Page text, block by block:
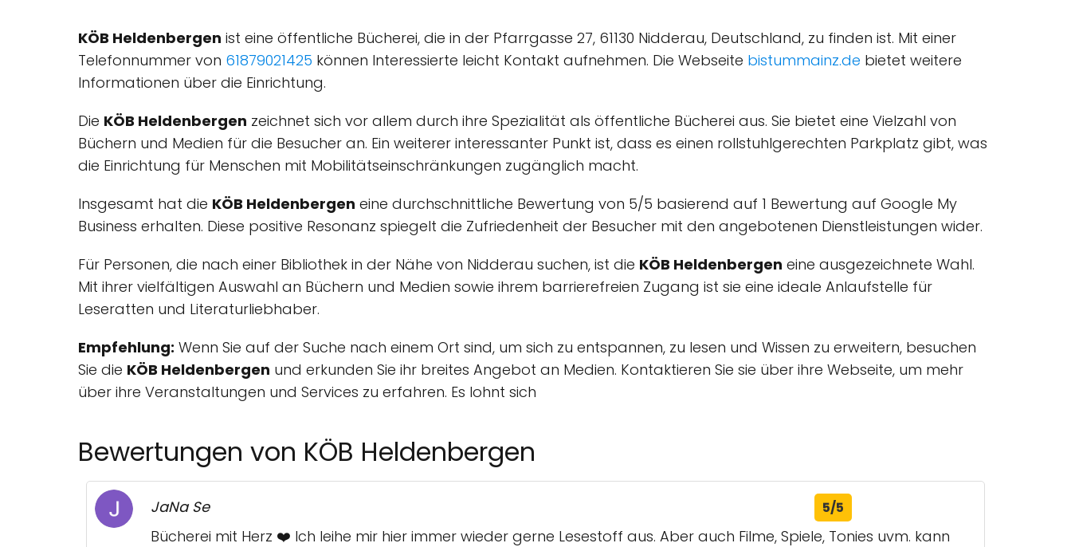
KÖB Heldenbergen ist eine öffentliche Bücherei, die in der Pfarrgasse 27, 61130 Nidderau, Deutschland, zu finden ist. Mit einer
Telefonnummer von 61879021425 können Interessierte leicht Kontakt aufnehmen. Die Webseite bistummainz.de bietet weitere
Informationen über die Einrichtung.
Die KÖB Heldenbergen zeichnet sich vor allem durch ihre Spezialität als öffentliche Bücherei aus. Sie bietet eine Vielzahl von
Büchern und Medien für die Besucher an. Ein weiterer interessanter Punkt ist, dass es einen rollstuhlgerechten Parkplatz gibt, was
die Einrichtung für Menschen mit Mobilitätseinschränkungen zugänglich macht.
Insgesamt hat die KÖB Heldenbergen eine durchschnittliche Bewertung von 5/5 basierend auf 1 Bewertung auf Google My
Business erhalten. Diese positive Resonanz spiegelt die Zufriedenheit der Besucher mit den angebotenen Dienstleistungen wider.
Für Personen, die nach einer Bibliothek in der Nähe von Nidderau suchen, ist die KÖB Heldenbergen eine ausgezeichnete Wahl.
Mit ihrer vielfältigen Auswahl an Büchern und Medien sowie ihrem barrierefreien Zugang ist sie eine ideale Anlaufstelle für
Leseratten und Literaturliebhaber.
Empfehlung: Wenn Sie auf der Suche nach einem Ort sind, um sich zu entspannen, zu lesen und Wissen zu erweitern, besuchen
Sie die KÖB Heldenbergen und erkunden Sie ihr breites Angebot an Medien. Kontaktieren Sie sie über ihre Webseite, um mehr
über ihre Veranstaltungen und Services zu erfahren. Es lohnt sich
Bewertungen von KÖB Heldenbergen
JaNa Se 5/5
Bücherei mit Herz ❤️ Ich leihe mir hier immer wieder gerne Lesestoff aus. Aber auch Filme, Spiele, Tonies uvm. kann